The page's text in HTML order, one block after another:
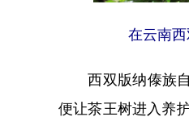
在云南
西双版纳傣族自
便让茶王树进入养